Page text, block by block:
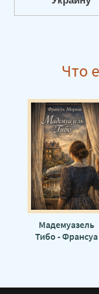
Что
Мадемуазель
Тибо - Франсуа